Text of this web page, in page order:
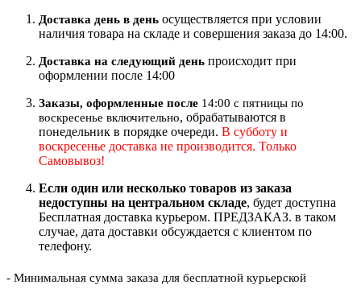
Доставка день в день осуществляется при условии
наличия товара на складе и совершения заказа до 14:00.
Доставка на следующий день происходит при
оформлении после 14:00
Заказы, оформленные после 14:00 с пятницы по
воскресенье включительно, обрабатываются в
понедельник в порядке очереди. В субботу и
воскресенье доставка не производится. Только
Самовывоз!
Если один или несколько товаров из заказа
недоступны на центральном складе, будет доступна
Бесплатная доставка курьером. ПРЕДЗАКАЗ. в таком
случае, дата доставки обсуждается с клиентом по
телефону.
- Минимальная сумма заказа для бесплатной курьерской